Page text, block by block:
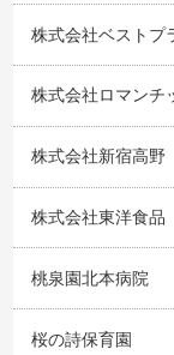
株式会社ベストプ
株式会社ロマンチ
株式会社新宿高野
株式会社東洋食品
桃泉園北本病院
桜の詩保育園